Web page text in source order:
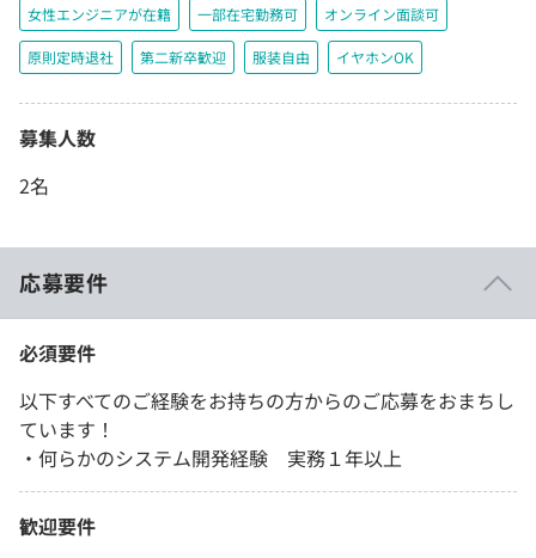
女性エンジニアが在籍 一部在宅勤務可 オンライン面談可
原則定時退社 第二新卒歓迎 服装自由 イヤホンOK
募集人数
2名
応募要件
必須要件
以下すべてのご経験をお持ちの方からのご応募をおまちし
ています！
・何らかのシステム開発経験 実務１年以上
歓迎要件